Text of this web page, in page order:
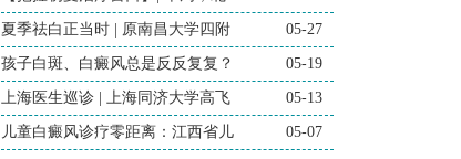
夏季祛白正当时 | 原南昌大学四附 05-27
孩子白斑、白癜风总是反反复复？ 05-19
上海医生巡诊 | 上海同济大学高飞 05-13
儿童白癜风诊疗零距离：江西省儿 05-07